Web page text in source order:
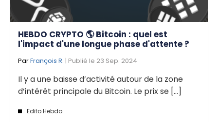
HEBDO CRYPTO 🌎 Bitcoin : quel est
l'impact d'une longue phase d'attente ?
ParFrançois R. | Publié le 23 Sep. 2024
Il y a une baisse d’activité autour de la zone
d’intérêt principale du Bitcoin. Le prix se [...]
Edito Hebdo